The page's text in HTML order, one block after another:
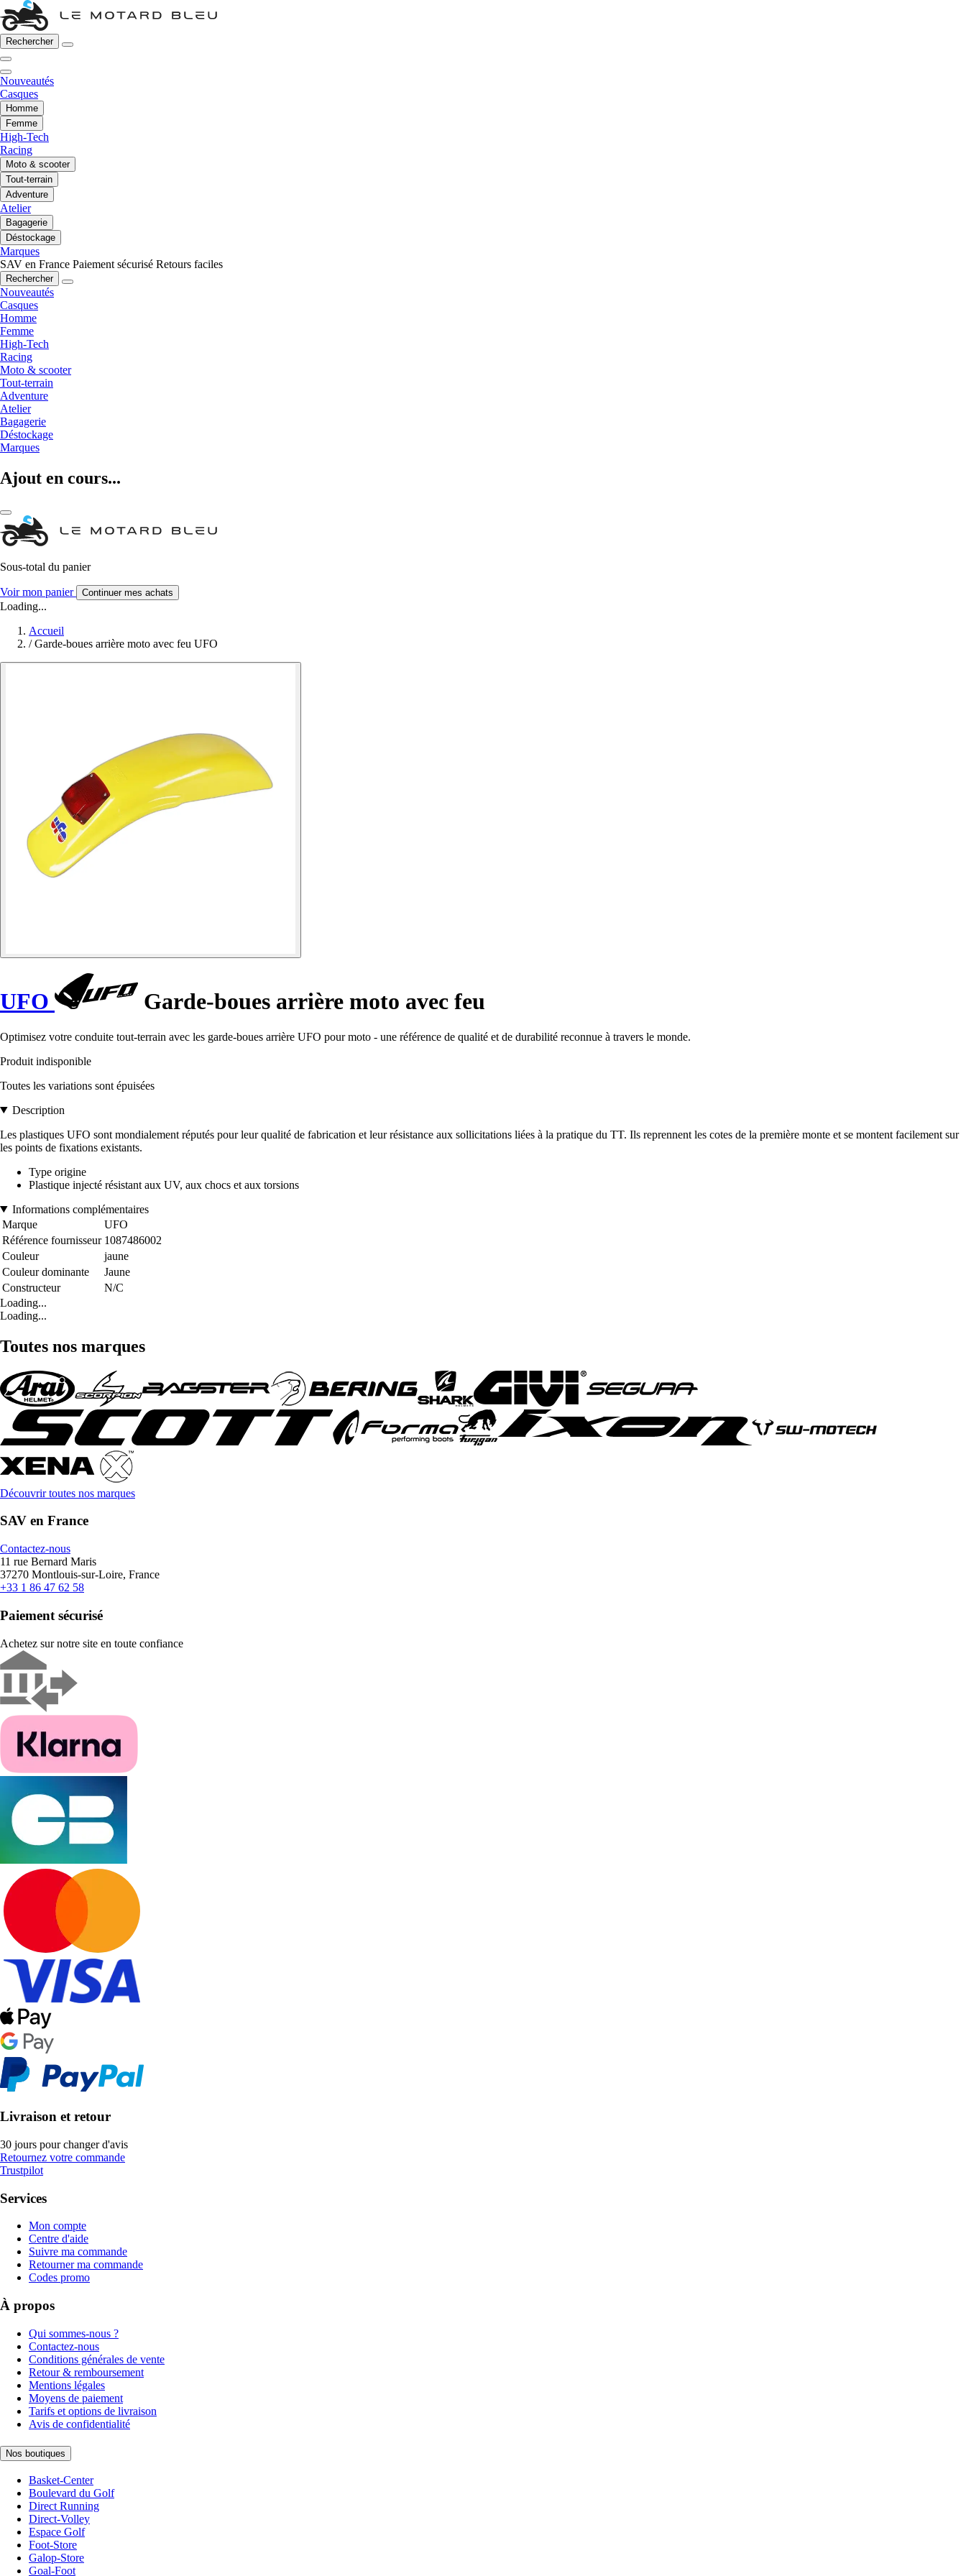
Rechercher
Nouveautés
Casques
Homme
Femme
High-Tech
Racing
Moto & scooter
Tout-terrain
Adventure
Atelier
Bagagerie
Déstockage
Marques
SAV en France Paiement sécurisé Retours faciles
Rechercher
Nouveautés
Casques
Homme
Femme
High-Tech
Racing
Moto & scooter
Tout-terrain
Adventure
Atelier
Bagagerie
Déstockage
Marques
Ajout en cours...
Sous-total du panier
Voir mon panier Continuer mes achats
Loading...
Accueil
/ Garde-boues arrière moto avec feu UFO
UFO Garde-boues arrière moto avec feu
Optimisez votre conduite tout-terrain avec les garde-boues arrière UFO pour moto - une référence de qualité et de durabilité reconnue à travers le monde.
Produit indisponible
Toutes les variations sont épuisées
Description
Les plastiques UFO sont mondialement réputés pour leur qualité de fabrication et leur résistance aux sollicitations liées à la pratique du TT. Ils reprennent les cotes de la première monte et se montent facilement sur
les points de fixations existants.
Type origine
Plastique injecté résistant aux UV, aux chocs et aux torsions
Informations complémentaires
Marque
UFO
Référence fournisseur 1087486002
Couleur
jaune
Couleur dominante
Jaune
Constructeur
N/C
Loading...
Loading...
Toutes nos marques
Découvrir toutes nos marques
SAV en France
Contactez-nous
11 rue Bernard Maris
37270 Montlouis-sur-Loire, France
+33 1 86 47 62 58
Paiement sécurisé
Achetez sur notre site en toute confiance
Livraison et retour
30 jours pour changer d'avis
Retournez votre commande
Trustpilot
Services
Mon compte
Centre d'aide
Suivre ma commande
Retourner ma commande
Codes promo
À propos
Qui sommes-nous ?
Contactez-nous
Conditions générales de vente
Retour & remboursement
Mentions légales
Moyens de paiement
Tarifs et options de livraison
Avis de confidentialité
Nos boutiques
Basket-Center
Boulevard du Golf
Direct Running
Direct-Volley
Espace Golf
Foot-Store
Galop-Store
Goal-Foot